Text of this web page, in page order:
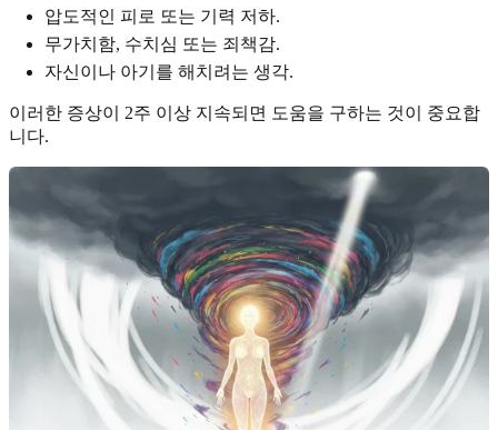
압도적인 피로 또는 기력 저하.
무가치함, 수치심 또는 죄책감.
자신이나 아기를 해치려는 생각.
이러한 증상이 2주 이상 지속되면 도움을 구하는 것이 중요합
니다.